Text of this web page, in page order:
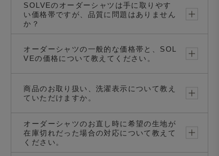
SOLVEのオーダーシャツは手に取りやす
い価格帯ですが、品質に問題はありません
か？
オーダーシャツの一般的な価格帯と、SOL
VEの価格について教えてください。
商品のお取り扱い、洗濯表示について教え
ていただけますか。
オーダーシャツのお直し時に希望の生地が
在庫切れだった場合の対応について教えて
ください。